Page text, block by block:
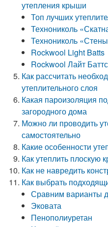
утепления крыши
Топ лучших
Технониколь
Технониколь
Rockwool Light Batts
Rockwool Лайт
Как рассчитать
утеплительного слоя
Какая пароизоляция
загородного дома
Можно ли проводить
самостоятельно
Какие особенности
Как утеплить плоскую
Как не навредить
Как выбрать
Сравним варианты
Эковата
Пенополиуретан